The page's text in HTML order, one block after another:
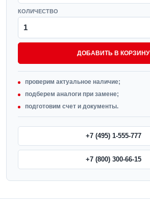
КОЛИЧЕСТВО
ДОБАВИТЬ В КОРЗИНУ
проверим актуальное наличие;
подберем аналоги при замене;
подготовим счет и документы.
+7 (495) 1-555-777
+7 (800) 300-66-15